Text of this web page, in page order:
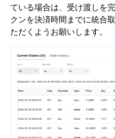
ている場合は、受け渡しを
クンを決済時間までに統合
ただくようお願いします。